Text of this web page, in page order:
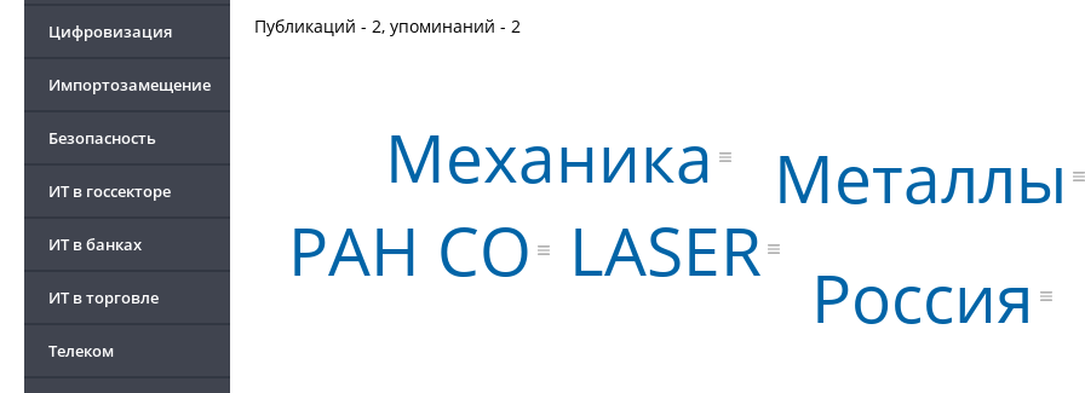
Цифровизация
Импортозамещение
Безопасность
ИТ в госсекторе
ИТ в банках
ИТ в торговле
Телеком
Публикаций - 2, упоминаний - 2
LASER
Россия
Металлы
Механика
РАН СО